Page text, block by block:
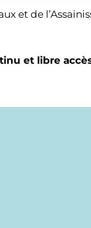
et de
et libre